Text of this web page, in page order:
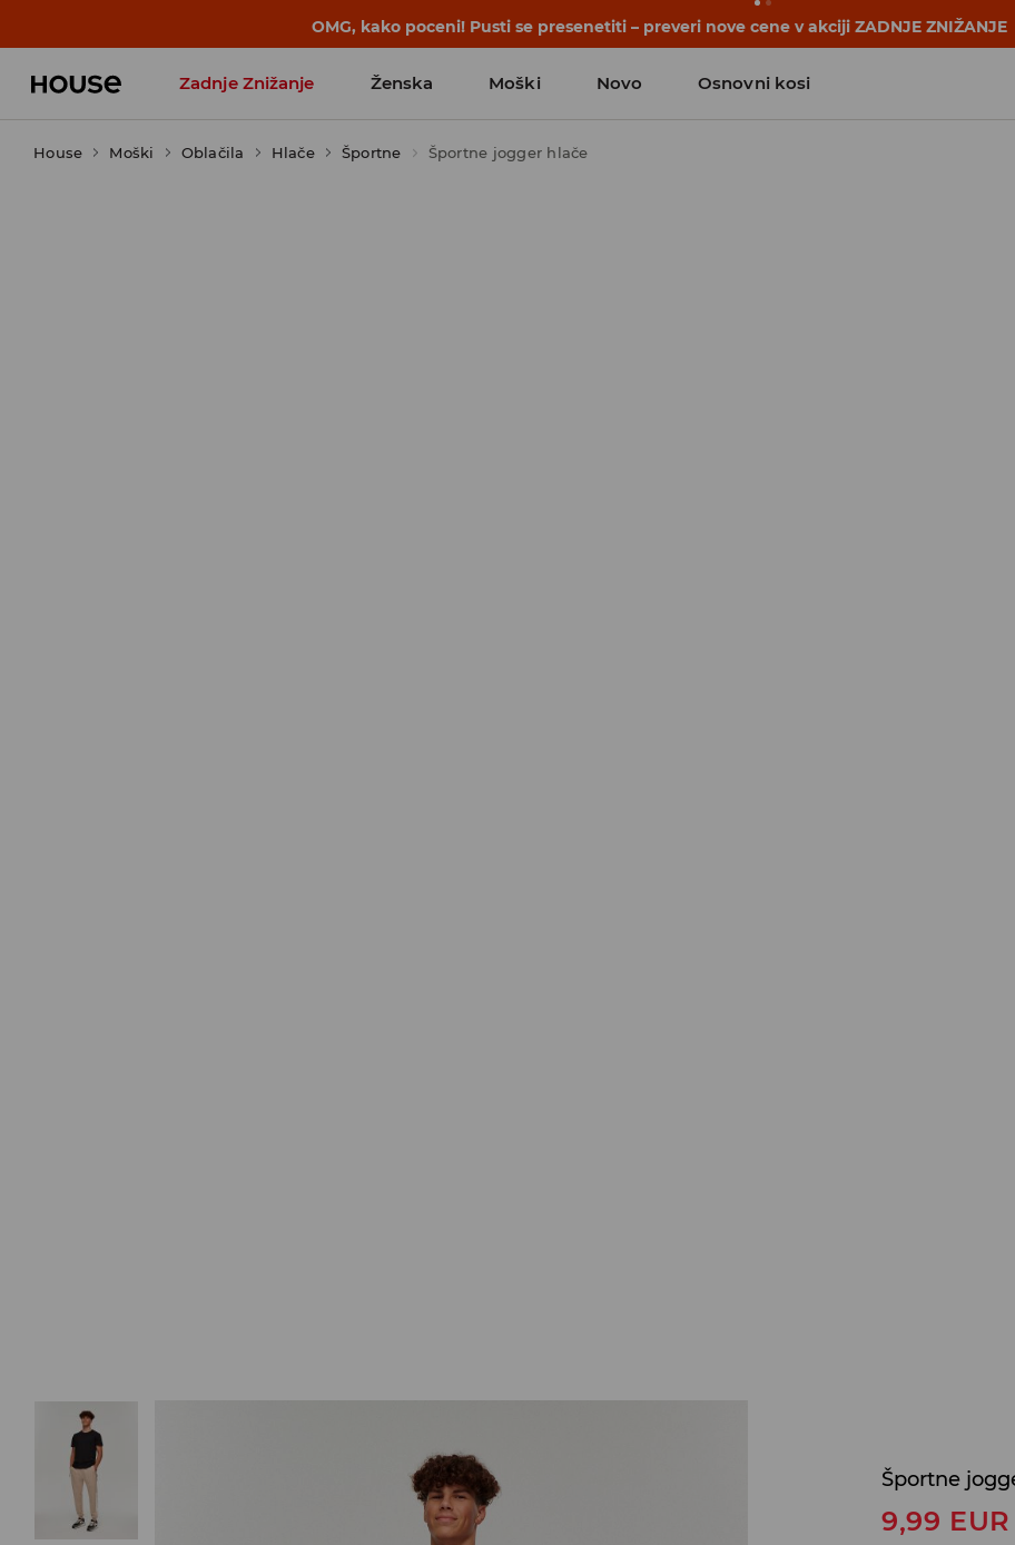
OMG, kako poceni! Pusti se presenetiti – preveri nove cene v akciji ZADNJE ZNIŽANJE
Zadnje Znižanje Ženska Moški Novo Osnovni kosi
Favoriti vplivnežev
House Moški Oblačila Hlače Športne Športne jogger hlače
Športne
9,99 EUR